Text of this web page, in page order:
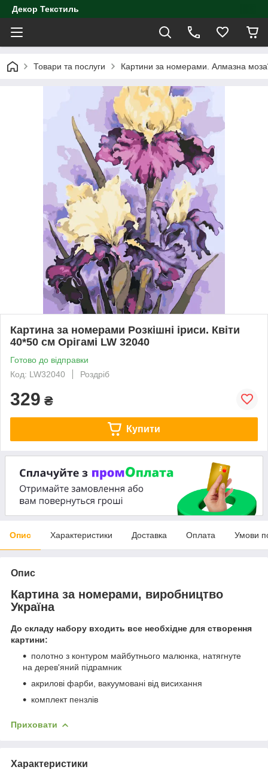
Декор Текстиль
Товари та послуги Картини за номерами. Алмазна
Картина за номерами Розкішні іриси. Квіти
40*50 см Орігамі LW 32040
Готово до відправки
Код: LW32040
Роздріб
329 ₴
Купити
Опис Характеристики Доставка Оплата Умови
Опис
Картина за номерами, виробництво
Україна
До складу набору входить все необхідне для створення
картини:
полотно з контуром майбутнього малюнка, натягнуте
на дерев'яний підрамник
акрилові фарби, вакуумовані від висихання
комплект пензлів
Приховати
Характеристики